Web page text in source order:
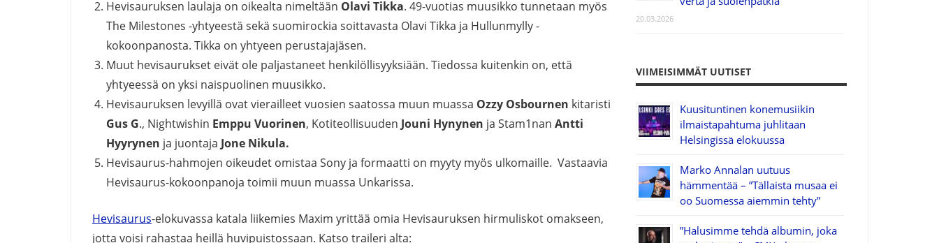
Hevisauruksen laulaja on oikealta nimeltään Olavi Tikka. 49-vuotias muusikko tunnetaan myös
The Milestones -yhtyeestä sekä suomirockia soittavasta Olavi Tikka ja Hullunmylly -
kokoonpanosta. Tikka on yhtyeen perustajajäsen.
Muut hevisaurukset eivät ole paljastaneet henkilöllisyyksiään. Tiedossa kuitenkin on, että
yhtyeessä on yksi naispuolinen muusikko.
Hevisauruksen levyillä ovat vierailleet vuosien saatossa muun muassa Ozzy Osbournen kitaristi
Gus G., Nightwishin Emppu Vuorinen, Kotiteollisuuden Jouni Hynynen ja Stam1nan Antti
Hyyrynen ja juontaja Jone Nikula.
Hevisaurus-hahmojen oikeudet omistaa Sony ja formaatti on myyty myös ulkomaille. Vastaavia
Hevisaurus-kokoonpanoja toimii muun muassa Unkarissa.
Hevisaurus-elokuvassa katala liikemies Maxim yrittää omia Hevisauruksen hirmuliskot omakseen,
jotta voisi rahastaa heillä huvipuistossaan. Katso traileri alta:
20.03.2026
VIIMEISIMMÄT UUTISET
Kuusituntinen konemusiikin
ilmaistapahtuma juhlitaan
Helsingissä elokuussa
Marko Annalan uutuus
hämmentää – ”Tällaista musaa ei
oo Suomessa aiemmin tehty”
”Halusimme tehdä albumin, joka